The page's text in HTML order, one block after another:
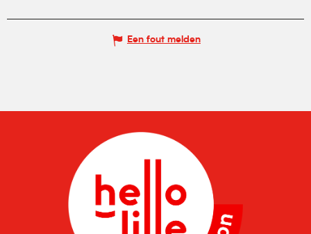
Een fout melden